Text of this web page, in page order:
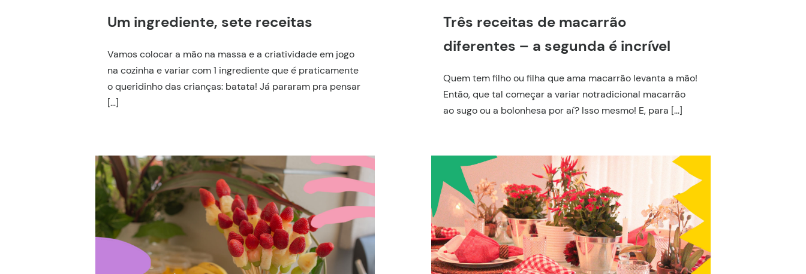
Um ingrediente, sete receitas
Vamos colocar a mão na massa e a criatividade em jogo
na cozinha e variar com 1 ingrediente que é praticamente
o queridinho das crianças: batata! Já pararam pra pensar
[…]
Três receitas de macarrão
diferentes – a segunda é incrível
Quem tem filho ou filha que ama macarrão levanta a mão!
Então, que tal começar a variar notradicional macarrão
ao sugo ou a bolonhesa por aí? Isso mesmo! E, para […]